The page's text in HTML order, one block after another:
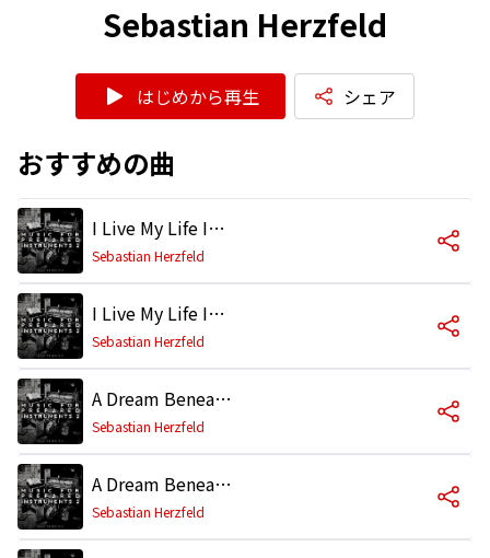
Sebastian Herzfeld
はじめから再生 シェア
おすすめの曲
I Live My Life In Expanding Circles (Full Mix)
Sebastian Herzfeld
I Live My Life In Expanding Circles (Alternate)
Sebastian Herzfeld
A Dream Beneath The Cherry Blossoms (Full Mix)
Sebastian Herzfeld
A Dream Beneath The Cherry Blossoms (Alternate)
Sebastian Herzfeld